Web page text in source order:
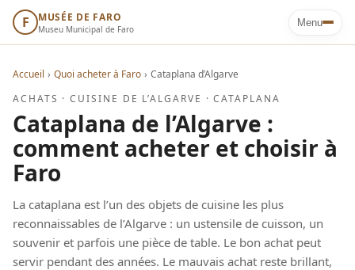
F MUSÉE DE FARO
Museu Municipal de Faro
Menu
Accueil › Quoi acheter à Faro › Cataplana d’Algarve
ACHATS · CUISINE DE L’ALGARVE · CATAPLANA
Cataplana de l’Algarve :
comment acheter et choisir à
Faro
La cataplana est l’un des objets de cuisine les plus
reconnaissables de l’Algarve : un ustensile de cuisson, un
souvenir et parfois une pièce de table. Le bon achat peut
servir pendant des années. Le mauvais achat reste brillant,